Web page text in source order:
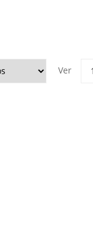
Ver